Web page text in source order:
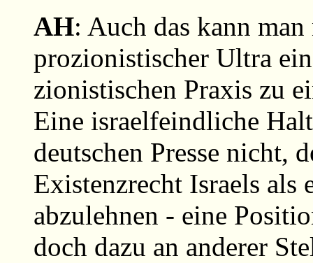
AH: Auch das kann
prozionistischer Ultra
zionistischen Praxis zu
Eine israelfeindliche
deutschen Presse nicht,
Existenzrecht Israels als
abzulehnen - eine
doch dazu an anderer